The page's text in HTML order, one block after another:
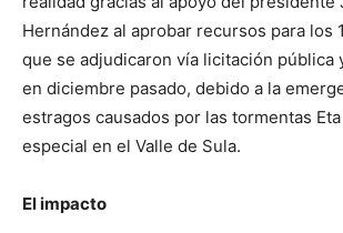
Hernández al aprobar recursos para los
que se adjudicaron vía licitación pública
en diciembre pasado, debido a la
estragos causados por las tormentas
especial en el Valle de Sula.
El impacto